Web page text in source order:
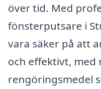
över tid. Med
fönsterputsare i
vara säker på att
och effektivt,
rengöringsmedel